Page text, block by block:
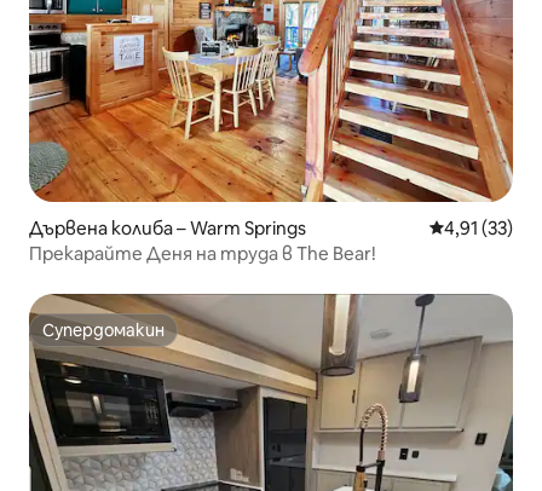
Дървена колиба – Warm Springs Средна
4,91 (33)
Прекарайте Деня на труда в The Bear!
Супердомакин
Супердомакин